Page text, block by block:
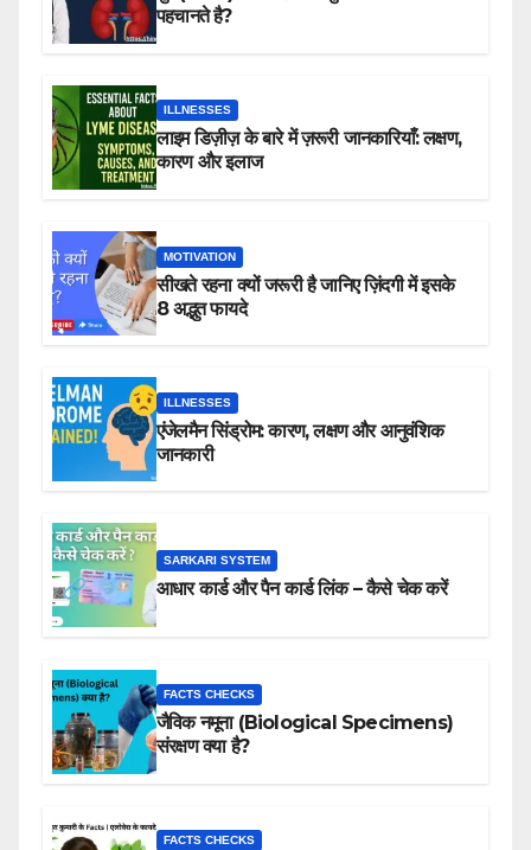
पहचानते है?
ILLNESSES
लाइम डिज़ीज़ के बारे में ज़रूरी जानकारियाँ: लक्षण,
कारण और इलाज
MOTIVATION
सीखते रहना क्यों जरूरी है जानिए ज़िंदगी में इसके
8 अद्भुत फायदे
ILLNESSES
एंजेलमैन सिंड्रोम: कारण, लक्षण और आनुवंशिक
जानकारी
SARKARI SYSTEM
आधार कार्ड और पैन कार्ड लिंक – कैसे चेक करें
FACTS CHECKS
जैविक नमूना (Biological Specimens)
संरक्षण क्या है?
FACTS CHECKS